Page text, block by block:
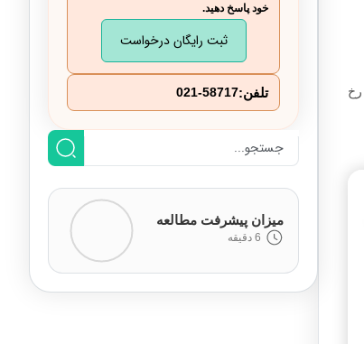
رخ
خود پاسخ دهید.
ثبت رایگان درخواست
تلفن:021-58717
میزان پیشرفت مطالعه
6 دقیقه